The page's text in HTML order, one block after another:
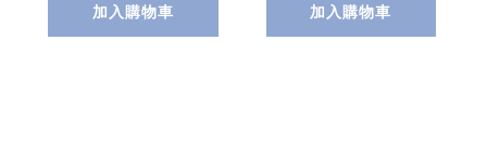
加入購物車 加入購物車